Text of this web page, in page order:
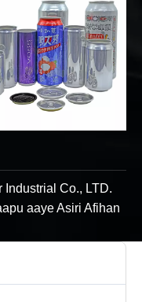
Industrial Co., LTD.
aayeAsiri Afihan